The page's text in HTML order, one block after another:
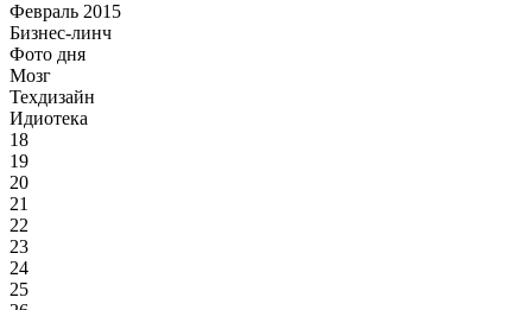
Февраль 2015
Бизнес-линч
Фото дня
Мозг
Техдизайн
Идиотека
18
19
20
21
22
23
24
25